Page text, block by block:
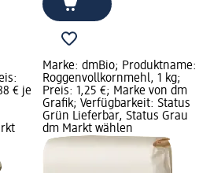
€ je
Marke: dmBio; Produktname:
Roggenvollkornmehl, 1 kg;
Preis: 1,25 €; Marke von dm
Grafik; Verfügbarkeit: Status
Grün Lieferbar, Status Grau
dm Markt wählen